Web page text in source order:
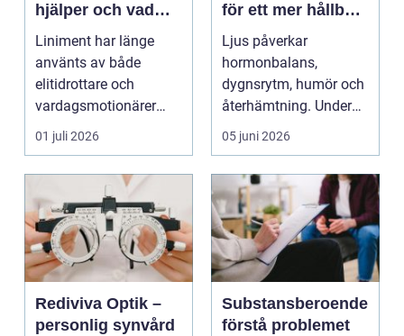
hjälper och vad
man bör tänka på
Liniment har länge
använts av både
elitidrottare och
vardagsmotionärer
för...
01 juli 2026
för ett mer hållbart
välbefinnande
Ljus påverkar
hormonbalans,
dygnsrytm, humör och
återhämtning. Under
senare år har en ny typ
av prod...
05 juni 2026
Rediviva Optik –
personlig synvård
Substansberoende
förstå problemet